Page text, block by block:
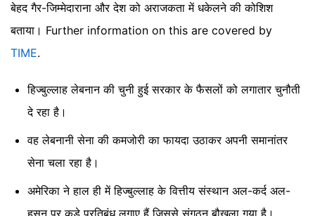
बेहद गैर-जिम्मेदाराना और देश को अराजकता में धकेलने की कोशिश
बताया। Further information on this are covered by
TIME.
हिज्बुल्लाह लेबनान की चुनी हुई सरकार के फैसलों को लगातार चुनौती
दे रहा है।
वह लेबनानी सेना की कमजोरी का फायदा उठाकर अपनी समानांतर
सेना चला रहा है।
अमेरिका ने हाल ही में हिज्बुल्लाह के वित्तीय संस्थान अल-कर्द अल-
हसन पर कड़े प्रतिबंध लगाए हैं जिससे संगठन बौखला गया है।